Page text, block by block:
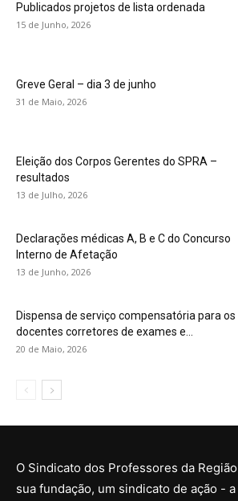
Publicados projetos de lista ordenada
15 de Junho, 2026
Greve Geral – dia 3 de junho
31 de Maio, 2026
Eleição dos Corpos Gerentes do SPRA –
resultados
13 de Julho, 2026
Declarações médicas A, B e C do Concurso
Interno de Afetação
13 de Junho, 2026
Dispensa de serviço compensatória para os
docentes corretores de exames e...
20 de Maio, 2026
O Sindicato dos Professores da
sua fundação, um sindicato de ação -